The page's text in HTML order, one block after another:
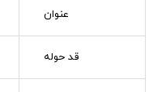
عنوان
قد حوله